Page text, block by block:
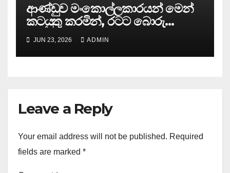
ආණ්ඩුව මංකොල්ලකාරයන් මෙන්
කටයුතු කරමින්, රටට බොරු
පොරොන්දු ලබාදී ජනතාව රවටනවා
– සර්වජන බලය ලේකම් රන්ජන්
සෙනෙවිරත්න
JUN 23, 2026 ADMIN
Leave a Reply
Your email address will not be published. Required
fields are marked *